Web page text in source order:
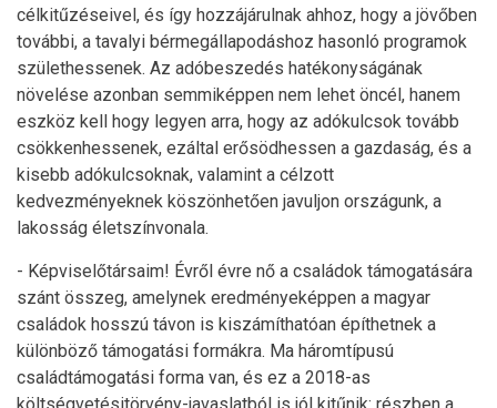
célkitűzéseivel, és így hozzájárulnak ahhoz, hogy a jövőben
további, a tavalyi bérmegállapodáshoz hasonló programok
születhessenek. Az adóbeszedés hatékonyságának
növelése azonban semmiképpen nem lehet öncél, hanem
eszköz kell hogy legyen arra, hogy az adókulcsok tovább
csökkenhessenek, ezáltal erősödhessen a gazdaság, és a
kisebb adókulcsoknak, valamint a célzott
kedvezményeknek köszönhetően javuljon országunk, a
lakosság életszínvonala.
- Képviselőtársaim! Évről évre nő a családok támogatására
szánt összeg, amelynek eredményeképpen a magyar
családok hosszú távon is kiszámíthatóan építhetnek a
különböző támogatási formákra. Ma háromtípusú
családtámogatási forma van, és ez a 2018-as